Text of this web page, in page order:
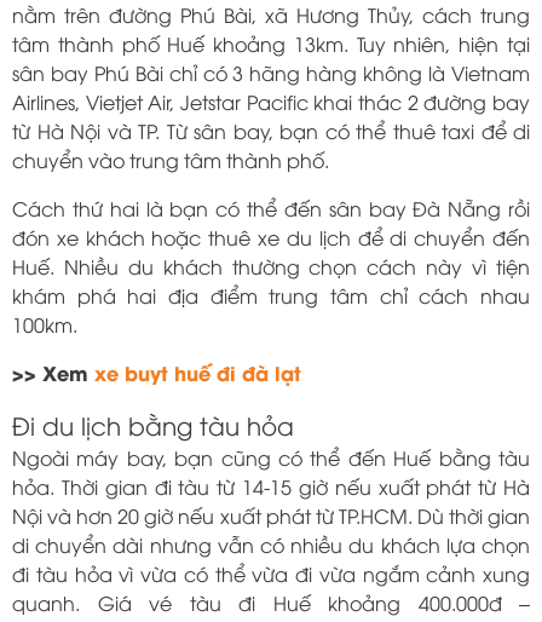
nằm trên đường Phú Bài, xã Hương Thủy, cách trung
tâm thành phố Huế khoảng 13km. Tuy nhiên, hiện tại
sân bay Phú Bài chỉ có 3 hãng hàng không là Vietnam
Airlines, Vietjet Air, Jetstar Pacific khai thác 2 đường bay
từ Hà Nội và TP. Từ sân bay, bạn có thể thuê taxi để di
chuyển vào trung tâm thành phố.
Cách thứ hai là bạn có thể đến sân bay Đà Nẵng rồi
đón xe khách hoặc thuê xe du lịch để di chuyển đến
Huế. Nhiều du khách thường chọn cách này vì tiện
khám phá hai địa điểm trung tâm chỉ cách nhau
100km.
>> Xem xe buyt huế đi đà lạt
Đi du lịch bằng tàu hỏa
Ngoài máy bay, bạn cũng có thể đến Huế bằng tàu
hỏa. Thời gian đi tàu từ 14-15 giờ nếu xuất phát từ Hà
Nội và hơn 20 giờ nếu xuất phát từ TP.HCM. Dù thời gian
di chuyển dài nhưng vẫn có nhiều du khách lựa chọn
đi tàu hỏa vì vừa có thể vừa đi vừa ngắm cảnh xung
quanh. Giá vé tàu đi Huế khoảng 400.000đ –